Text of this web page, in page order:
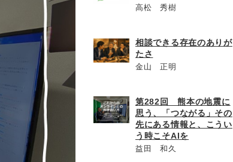
高松 秀樹
相談できる存在のありが
たさ
金山 正明
第282回 熊本の地震に
思う、「つながる」その
先にある情報と、こうい
う時こそAIを
益田 和久